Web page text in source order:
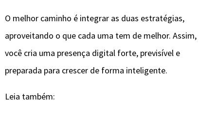
O melhor caminho é integrar as duas estratégias,
aproveitando o que cada uma tem de melhor. Assim,
você cria uma presença digital forte, previsível e
preparada para crescer de forma inteligente.
Leia também: